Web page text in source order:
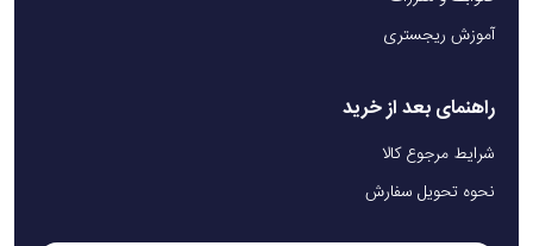
آموزش ریجستری
راهنمای بعد از خرید
شرایط مرجوع کالا
نحوه تحویل سفارش